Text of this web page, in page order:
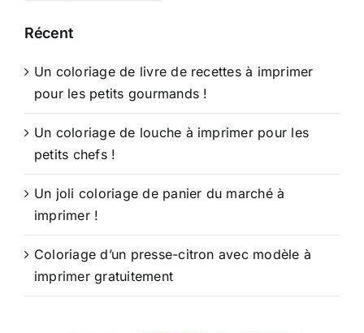
Récent
Un coloriage de livre de recettes à imprimer
pour les petits gourmands !
Un coloriage de louche à imprimer pour les
petits chefs !
Un joli coloriage de panier du marché à
imprimer !
Coloriage d’un presse-citron avec modèle à
imprimer gratuitement